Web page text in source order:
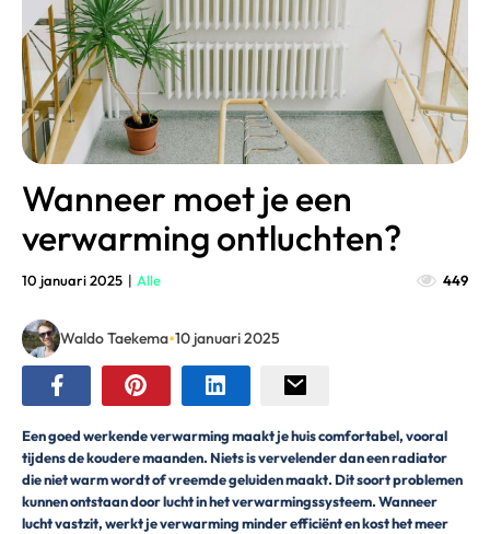
Wanneer moet je een
verwarming ontluchten?
10 januari 2025 | Alle 449
Waldo Taekema•10 januari 2025
Een goed werkende verwarming maakt je huis comfortabel, vooral
tijdens de koudere maanden. Niets is vervelender dan een radiator
die niet warm wordt of vreemde geluiden maakt. Dit soort problemen
kunnen ontstaan door lucht in het verwarmingssysteem. Wanneer
lucht vastzit, werkt je verwarming minder efficiënt en kost het meer